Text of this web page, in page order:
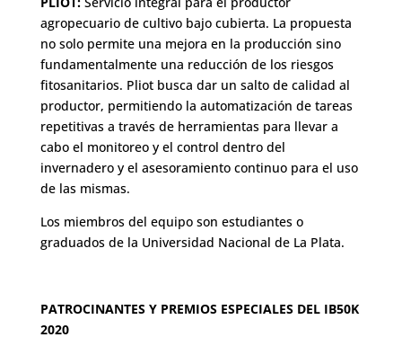
agropecuario de cultivo bajo cubierta. La propuesta
no solo permite una mejora en la producción sino
fundamentalmente una reducción de los riesgos
fitosanitarios. Pliot busca dar un salto de calidad al
productor, permitiendo la automatización de tareas
repetitivas a través de herramientas para llevar a
cabo el monitoreo y el control dentro del
invernadero y el asesoramiento continuo para el uso
de las mismas.
Los miembros del equipo son estudiantes o
graduados de la Universidad Nacional de La Plata.
PATROCINANTES Y PREMIOS ESPECIALES DEL IB50K
2020